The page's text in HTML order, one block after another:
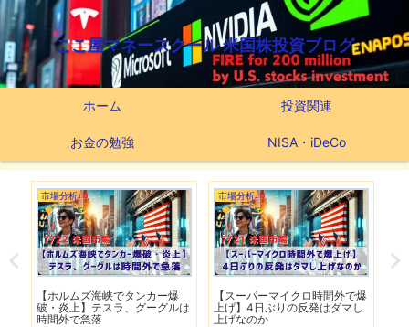
ここ屋マネースクール 米国株投資ブログ
ホーム 投資関連
お金の勉強 NISA・iDeCo
市場分析
【ホルムズ海峡でタンカー爆
破・炎上】テスラ、グーグルは
時間外で急落
市場分析
【スーパーマイクロ時間外で爆
上げ】4日ぶりの反発はダマし
上げなのか